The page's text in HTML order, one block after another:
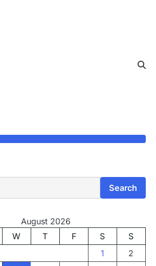
Search
August 2026
W T F S
S
1
2